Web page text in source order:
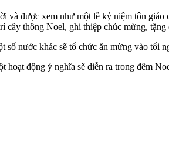
và được xem như một lễ kỷ niệm tôn
cây thông Noel, ghi thiệp chúc mừng,
nước khác sẽ tổ chức ăn mừng vào tối
động ý nghĩa sẽ diễn ra trong đêm